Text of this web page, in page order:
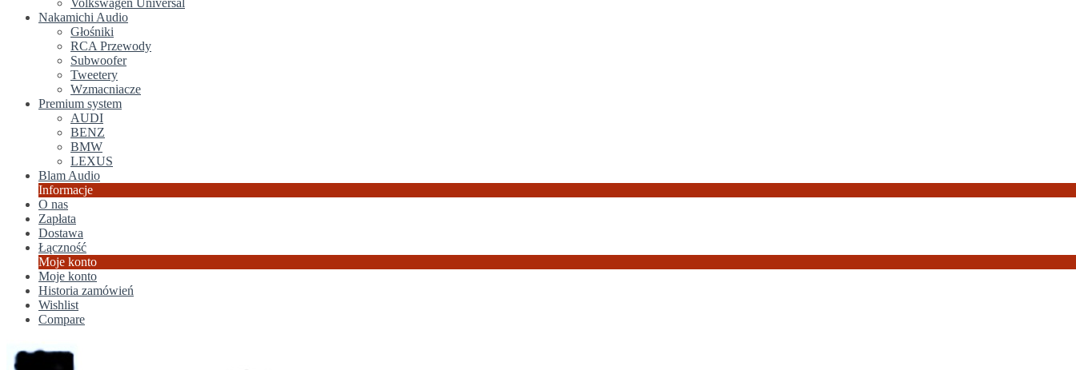
Volkswagen Universal
Nakamichi Audio
Głośniki
RCA Przewody
Subwoofer
Tweetery
Wzmacniacze
Premium system
AUDI
BENZ
BMW
LEXUS
Blam Audio
Informacje
O nas
Zapłata
Dostawa
Łączność
Moje konto
Moje konto
Historia zamówień
Wishlist
Compare